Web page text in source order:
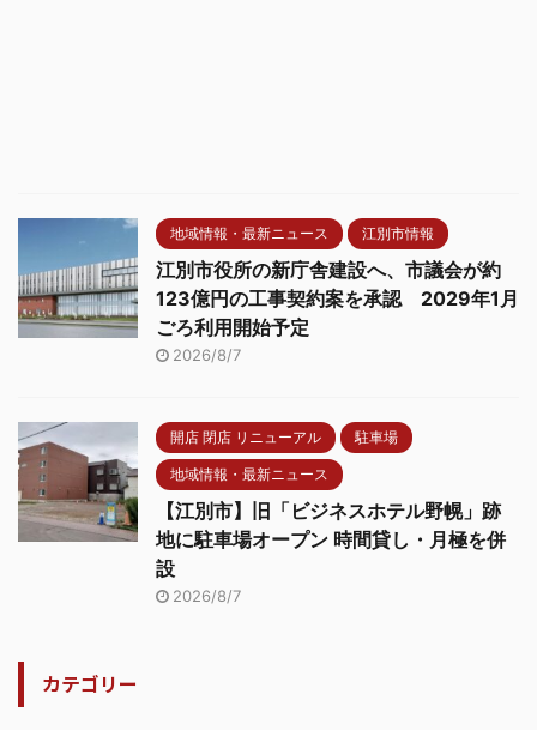
地域情報・最新ニュース 江別市情報
江別市役所の新庁舎建設へ、市議会が約
123億円の工事契約案を承認 2029年1月
ごろ利用開始予定
2026/8/7
開店 閉店 リニューアル 駐車場
地域情報・最新ニュース
【江別市】旧「ビジネスホテル野幌」跡
地に駐車場オープン 時間貸し・月極を併
設
2026/8/7
カテゴリー